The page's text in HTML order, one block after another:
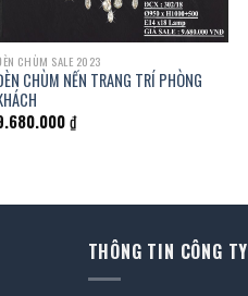
CHÙM SALE 2023
CHÙM NẾN TRANG TRÍ PHÒNG
₫
THÔNG TIN CÔNG TY